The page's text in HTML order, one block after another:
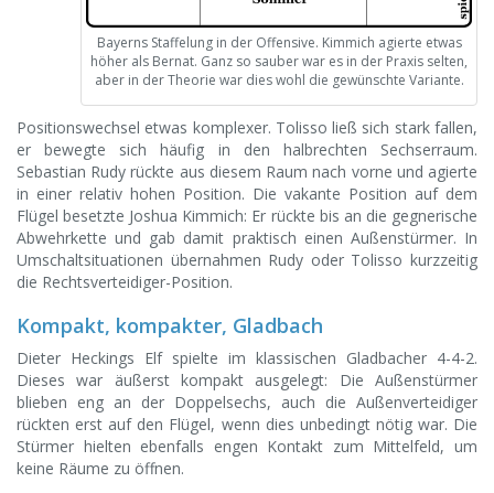
Bayerns Staffelung in der Offensive. Kimmich agierte etwas
höher als Bernat. Ganz so sauber war es in der Praxis selten,
aber in der Theorie war dies wohl die gewünschte Variante.
Positionswechsel etwas komplexer. Tolisso ließ sich stark fallen,
er bewegte sich häufig in den halbrechten Sechserraum.
Sebastian Rudy rückte aus diesem Raum nach vorne und agierte
in einer relativ hohen Position. Die vakante Position auf dem
Flügel besetzte Joshua Kimmich: Er rückte bis an die gegnerische
Abwehrkette und gab damit praktisch einen Außenstürmer. In
Umschaltsituationen übernahmen Rudy oder Tolisso kurzzeitig
die Rechtsverteidiger-Position.
Kompakt, kompakter, Gladbach
Dieter Heckings Elf spielte im klassischen Gladbacher 4-4-2.
Dieses war äußerst kompakt ausgelegt: Die Außenstürmer
blieben eng an der Doppelsechs, auch die Außenverteidiger
rückten erst auf den Flügel, wenn dies unbedingt nötig war. Die
Stürmer hielten ebenfalls engen Kontakt zum Mittelfeld, um
keine Räume zu öffnen.